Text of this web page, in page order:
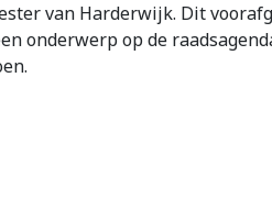
van Harderwijk. Dit
onderwerp op de